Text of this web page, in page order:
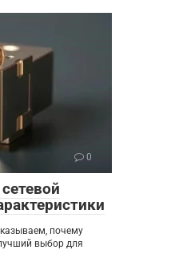
0
почему
выбор для